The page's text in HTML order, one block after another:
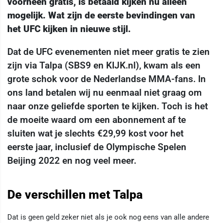
mogelijk. Wat zijn de eerste bevindingen van
het UFC kijken in nieuwe stijl.
Dat de UFC evenementen niet meer gratis te zien
zijn via Talpa (SBS9 en KIJK.nl), kwam als een
grote schok voor de Nederlandse MMA-fans. In
ons land betalen wij nu eenmaal niet graag om
naar onze geliefde sporten te kijken. Toch is het
de moeite waard om een abonnement af te
sluiten wat je slechts €29,99 kost voor het
eerste jaar, inclusief de Olympische Spelen
Beijing 2022 en nog veel meer.
De verschillen met Talpa
Dat is geen geld zeker niet als je ook nog eens van alle andere